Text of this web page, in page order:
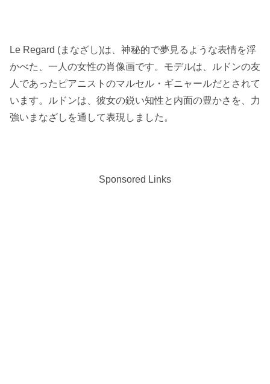
Le Regard (まなざし)は、神秘的で夢見るような表情を浮
かべた、一人の女性の肖像画です。モデルは、ルドンの友
人であったピアニストのマルセル・ギニャールだとされて
います。ルドンは、彼女の鋭い知性と内面の豊かさを、力
強いまなざしを通して表現しました。
Sponsored Links